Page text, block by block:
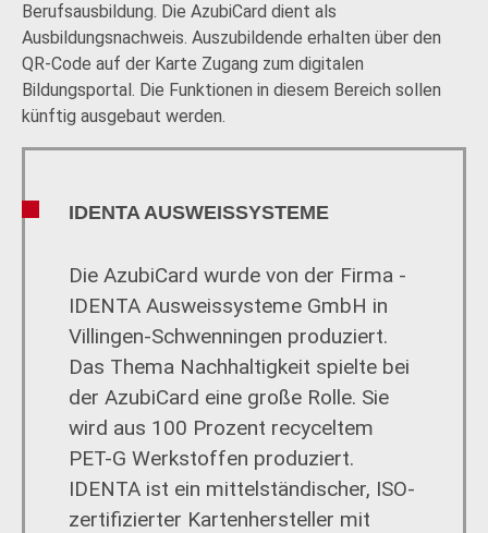
Berufsausbildung. Die AzubiCard dient als
Ausbildungsnachweis. Auszubildende erhalten über den
QR-Code auf der Karte Zugang zum digitalen
Bildungsportal. Die Funktionen in diesem Bereich sollen
künftig ausgebaut werden.
IDENTA AUSWEISSYSTEME
Die AzubiCard wurde von der Firma ­
IDENTA Ausweissysteme GmbH in
Villingen-Schwenningen produziert.
Das Thema Nachhaltigkeit spielte bei
der AzubiCard eine große Rolle. Sie
wird aus 100 Prozent recyceltem
PET-G Werkstoffen produziert.
IDENTA ist ein mittelständischer, ISO-
zertifizierter Kartenhersteller mit